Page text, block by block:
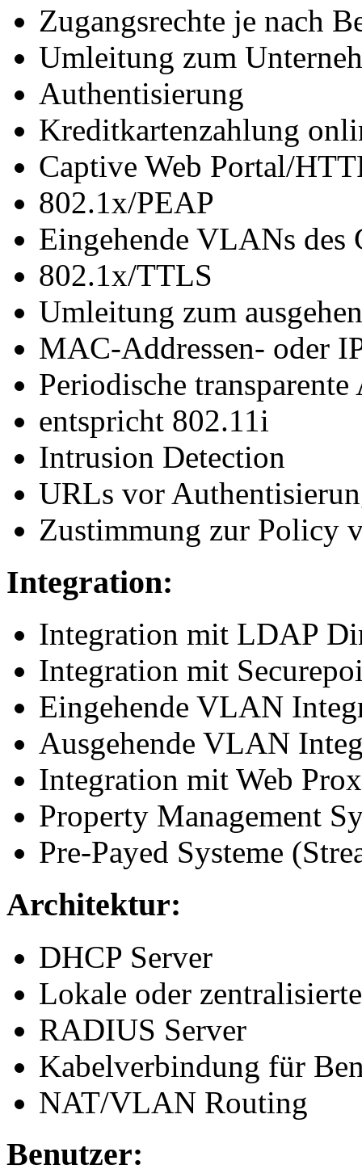
Zugangsrechte je nach
Umleitung zum
Authentisierung
Kreditkartenzahlung
Captive Web Portal/
802.1x/PEAP
Eingehende VLANs des
802.1x/TTLS
Umleitung zum
MAC-Addressen- oder
Periodische
entspricht 802.11i
Intrusion Detection
URLs vor
Zustimmung zur Policy
Integration:
Integration mit LDAP
Integration mit
Eingehende VLAN
Ausgehende VLAN
Integration mit Web
Property Management
Pre-Payed Systeme
Architektur:
DHCP Server
Lokale oder
RADIUS Server
Kabelverbindung für
NAT/VLAN Routing
Benutzer: